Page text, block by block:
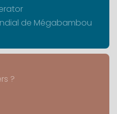
de Mégabambou
?